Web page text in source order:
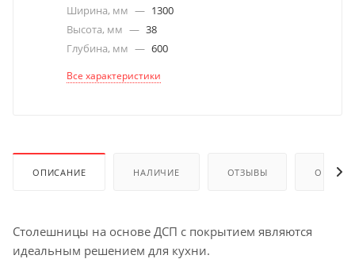
Ширина, мм — 1300
Высота, мм — 38
Глубина, мм — 600
Все характеристики
ОПИСАНИЕ НАЛИЧИЕ ОТЗЫВЫ ОПЛАТА
Столешницы на основе ДСП с покрытием являются
идеальным решением для кухни.